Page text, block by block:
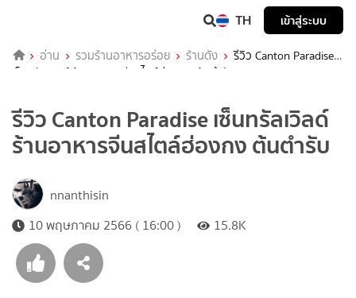
TH เข้าสู่ระบบ
อ่าน รวมร้านอาหารอร่อย ร้านดัง
รีวิว Canton Paradise
เซ็นทรัลเวิลด์ ร้านอาหารจีนสไตล์ฮ่องกง ต้นตำรับ
รีวิว Canton Paradise เซ็นทรัลเวิลด์
ร้านอาหารจีนสไตล์ฮ่องกง ต้นตำรับ
nnanthisin
10 พฤษภาคม 2566 ( 16:00 )
15.8K